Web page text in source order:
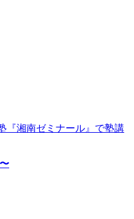
『湘南ゼミナール』で塾講